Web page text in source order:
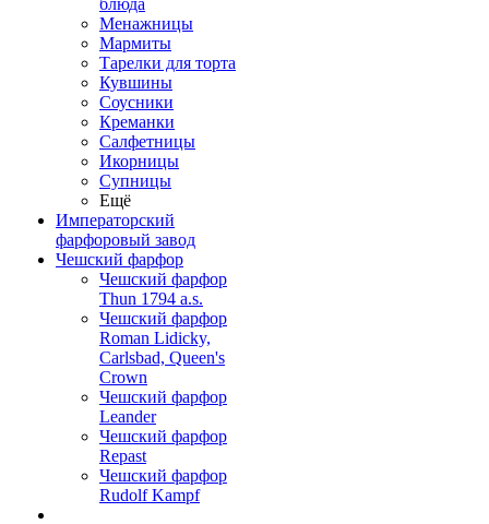
блюда
Менажницы
Мармиты
Тарелки для торта
Кувшины
Соусники
Креманки
Салфетницы
Икорницы
Супницы
Ещё
Императорский
фарфоровый завод
Чешский фарфор
Чешский фарфор
Thun 1794 a.s.
Чешский фарфор
Roman Lidicky,
Carlsbad, Queen's
Crown
Чешский фарфор
Leander
Чешский фарфор
Repast
Чешский фарфор
Rudolf Kampf